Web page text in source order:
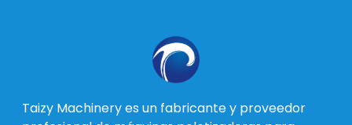
Taizy Machinery es un fabricante y proveedor